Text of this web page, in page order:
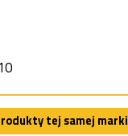
tej samej marki